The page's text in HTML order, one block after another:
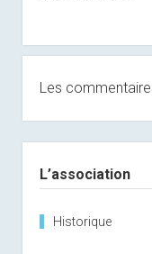
Les
L’association
Historique